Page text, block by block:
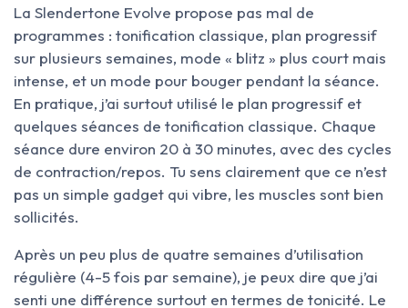
La Slendertone Evolve propose pas mal de
programmes : tonification classique, plan progressif
sur plusieurs semaines, mode « blitz » plus court mais
intense, et un mode pour bouger pendant la séance.
En pratique, j’ai surtout utilisé le plan progressif et
quelques séances de tonification classique. Chaque
séance dure environ 20 à 30 minutes, avec des cycles
de contraction/repos. Tu sens clairement que ce n’est
pas un simple gadget qui vibre, les muscles sont bien
sollicités.
Après un peu plus de quatre semaines d’utilisation
régulière (4-5 fois par semaine), je peux dire que j’ai
senti une différence surtout en termes de tonicité. Le